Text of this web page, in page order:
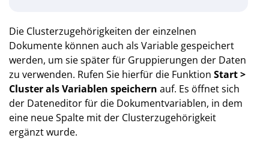
Die Clusterzugehörigkeiten der einzelnen
Dokumente können auch als Variable gespeichert
werden, um sie später für Gruppierungen der Daten
zu verwenden. Rufen Sie hierfür die Funktion Start >
Cluster als Variablen speichern auf. Es öffnet sich
der Dateneditor für die Dokumentvariablen, in dem
eine neue Spalte mit der Clusterzugehörigkeit
ergänzt wurde.